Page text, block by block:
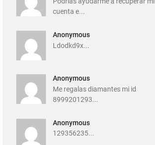
cuenta e...
Anonymous
Ldodkd9x...
Anonymous
Me regalas diamantes mi id
8999201293...
Anonymous
129356235...